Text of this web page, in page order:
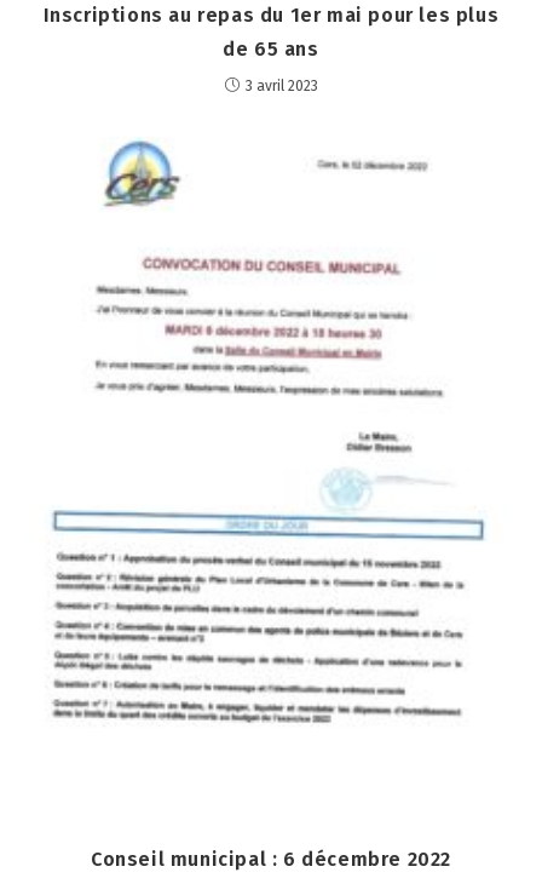
Inscriptions au repas du 1er mai pour les plus
de 65 ans
3 avril 2023
Conseil municipal : 6 décembre 2022